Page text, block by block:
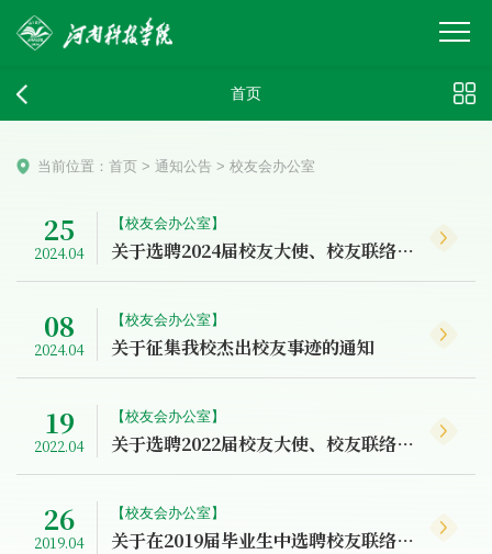
首页
当前位置：首页 > 通知公告 > 校友会办公室
25
2024.04
【校友会办公室】
关于选聘2024届校友大使、校友联络员的通知
08
2024.04
【校友会办公室】
关于征集我校杰出校友事迹的通知
19
2022.04
【校友会办公室】
关于选聘2022届校友大使、校友联络员的通知
26
2019.04
【校友会办公室】
关于在2019届毕业生中选聘校友联络员的通知